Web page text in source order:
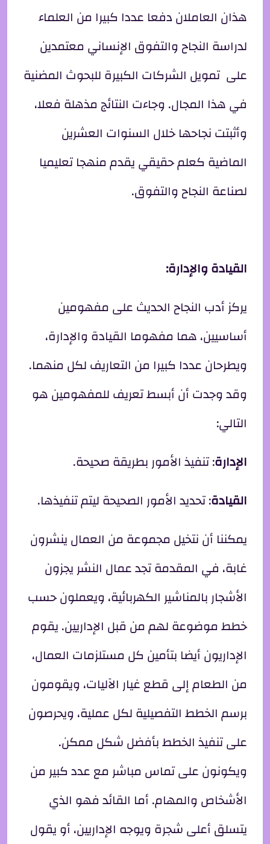
هذان العاملان دفعا عددا كبيرا من العلماء
لدراسة النجاح والتفوق الإنساني معتمدين
على تمويل الشركات الكبيرة للبحوث المضنية
في هذا المجال. وجاءت النتائج مذهلة فعلا،
وأثبتت نجاحها خلال السنوات العشرين
الماضية كعلم حقيقي يقدم منهجا تعليميا
لصناعة النجاح والتفوق.
القيادة والإدارة:
يركز أدب النجاح الحديث على مفهومين
أساسيين، هما مفهوما القيادة والإدارة،
ويطرحان عددا كبيرا من التعاريف لكل منهما.
وقد وجدت أن أبسط تعريف للمفهومين هو
التالي:
الإدارة: تنفيذ الأمور بطريقة صحيحة.
القيادة: تحديد الأمور الصحيحة ليتم تنفيذها.
يمكننا أن نتخيل مجموعة من العمال ينشرون
غابة، في المقدمة تجد عمال النشر يجزون
الأشجار بالمناشير الكهربائية، ويعملون حسب
خطط موضوعة لهم من قبل الإداريين. يقوم
الإداريون أيضا بتأمين كل مستلزمات العمال،
من الطعام إلى قطع غيار الآليات، ويقومون
برسم الخطط التفصيلية لكل عملية، ويحرصون
على تنفيذ الخطط بأفضل شكل ممكن.
ويكونون على تماس مباشر مع عدد كبير من
الأشخاص والمهام. أما القائد فهو الذي
يتسلق أعلى شجرة ويوجه الإداريين، أو يقول